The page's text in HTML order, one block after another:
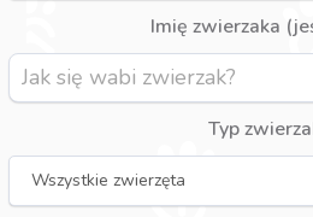
Imię zwierzaka
Typ
Wszystkie zwierzęta